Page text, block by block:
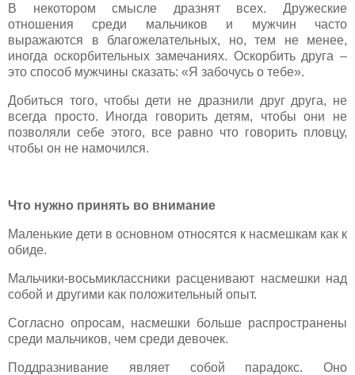
В некотором смысле дразнят всех. Дружеские
отношения среди мальчиков и мужчин часто
выражаются в благожелательных, но, тем не менее,
иногда оскорбительных замечаниях. Оскорбить друга –
это способ мужчины сказать: «Я забочусь о тебе».
Добиться того, чтобы дети не дразнили друг друга, не
всегда просто. Иногда говорить детям, чтобы они не
позволяли себе этого, все равно что говорить пловцу,
чтобы он не намочился.
Что нужно принять во внимание
Маленькие дети в основном относятся к насмешкам как к
обиде.
Мальчики-восьмиклассники расценивают насмешки над
собой и другими как положительный опыт.
Согласно опросам, насмешки больше распространены
среди мальчиков, чем среди девочек.
Поддразнивание являет собой парадокс. Оно